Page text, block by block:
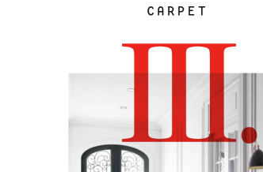
III.
CARPET